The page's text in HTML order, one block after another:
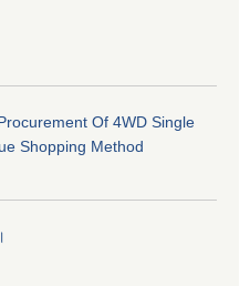
Of 4WD Single
Shopping Method